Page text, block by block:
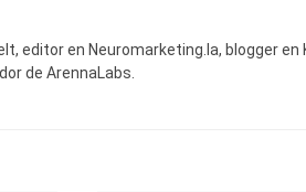
editor en Neuromarketing.la, blogger en
de ArennaLabs.